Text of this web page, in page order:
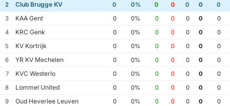
2
Club Brugge KV 0 0% 0 0 0 0
0
3
KAA Gent 0 0% 0 0 0 0
0
4
KRC Genk 0 0% 0 0 0 0
0
5
KV Kortrijk 0 0% 0 0 0 0
0
6
YR KV Mechelen 0 0% 0 0 0 0
0
7
KVC Westerlo 0 0% 0 0 0 0
0
8
Lommel United 0 0% 0 0 0 0
0
9
Oud Heverlee Leuven 0 0% 0 0 0 0
0